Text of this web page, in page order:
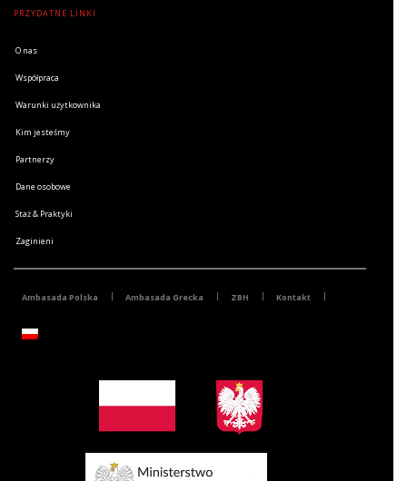
PRZYDATNE LINKI
O nas
Współpraca
Warunki użytkownika
Kim jesteśmy
Partnerzy
Dane osobowe
Staż & Praktyki
Zaginieni
Ambasada Polska Ambasada Grecka ZBH Kontakt